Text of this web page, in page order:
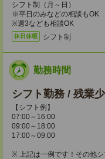
シフト制（月～日）
※平日のみなどの相談もOK
※週3なども相談OK
休日休暇 シフト制
勤務時間
シフト勤務 / 残業少
【シフト例】
07:00～16:00
09:00～18:00
17:00～09:00
※ 上記は一例です！その他シ